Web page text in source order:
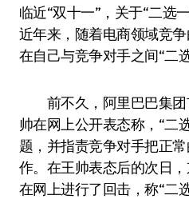
临近“双十一”，关于“二选一”的话题不断见诸媒体。
近年来，随着电商领域竞
在自己与竞争对手之间“二
前不久，阿里巴巴集团
帅在网上公开表态称，“二
题，并指责竞争对手把正
作。在王帅表态后的次日
在网上进行了回击，称“二